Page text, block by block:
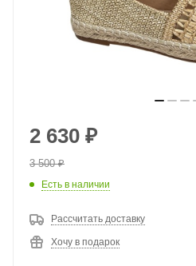
2 630 ₽
3 500₽
Есть в наличии
Рассчитать доставку
Хочу в подарок